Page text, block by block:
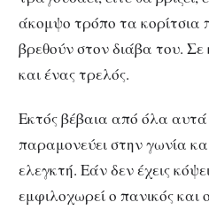
άκομψο τρόπο τα κορίτσια
βρεθούν στον διάβα του.
και ένας τρελός.
Εκτός βέβαια από όλα
παραμονεύει στην γωνία
ελεγκτή. Εάν δεν έχεις
εμφιλοχωρεί ο πανικός και